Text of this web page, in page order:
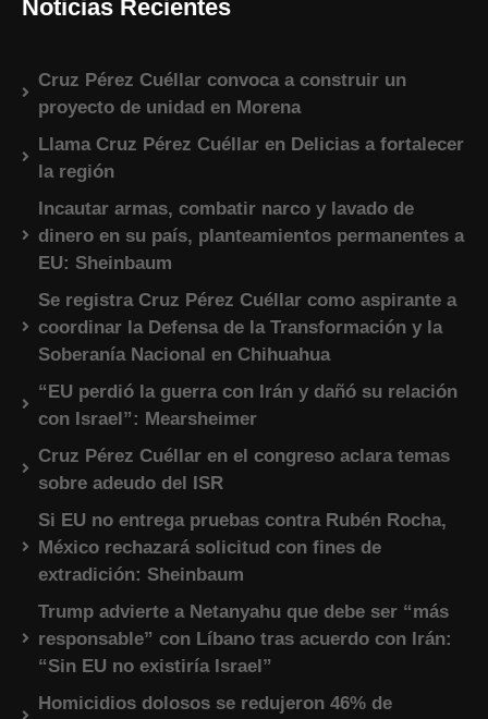
Noticias Recientes
Cruz Pérez Cuéllar convoca a construir un
proyecto de unidad en Morena
Llama Cruz Pérez Cuéllar en Delicias a fortalecer
la región
Incautar armas, combatir narco y lavado de
dinero en su país, planteamientos permanentes a
EU: Sheinbaum
Se registra Cruz Pérez Cuéllar como aspirante a
coordinar la Defensa de la Transformación y la
Soberanía Nacional en Chihuahua
“EU perdió la guerra con Irán y dañó su relación
con Israel”: Mearsheimer
Cruz Pérez Cuéllar en el congreso aclara temas
sobre adeudo del ISR
Si EU no entrega pruebas contra Rubén Rocha,
México rechazará solicitud con fines de
extradición: Sheinbaum
Trump advierte a Netanyahu que debe ser “más
responsable” con Líbano tras acuerdo con Irán:
“Sin EU no existiría Israel”
Homicidios dolosos se redujeron 46% de